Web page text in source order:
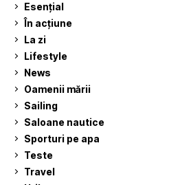
Esențial
În acțiune
La zi
Lifestyle
News
Oamenii mării
Sailing
Saloane nautice
Sporturi pe apa
Teste
Travel